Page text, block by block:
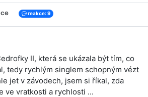
reakce: 9
II, která se ukázala být tím, co
tedy rychlým singlem schopným vézt
jet v závodech, jsem si říkal, zda
ve vratkosti a rychlosti ...